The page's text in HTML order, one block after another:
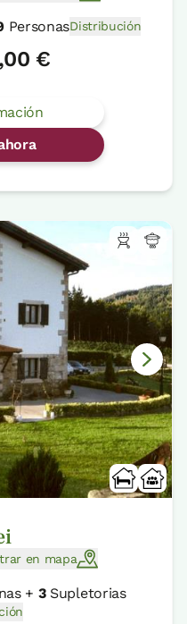
PersonasDistribución
€
en mapa
+ 3Supletorias